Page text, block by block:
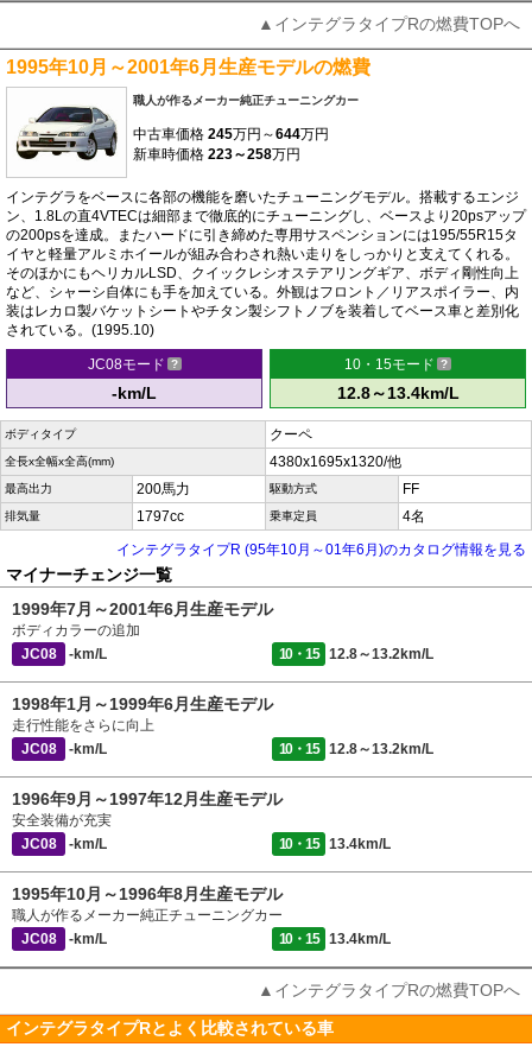
▲インテグラタイプRの燃費TOPへ
1995年10月～2001年6月生産モデルの燃費
職人が作るメーカー純正チューニングカー
中古車価格 245万円～644万円
新車時価格 223～258万円
インテグラをベースに各部の機能を磨いたチューニングモデル。搭載するエンジ
ン、1.8Lの直4VTECは細部まで徹底的にチューニングし、ベースより20psアップ
の200psを達成。またハードに引き締めた専用サスペンションには195/55R15タ
イヤと軽量アルミホイールが組み合わされ熱い走りをしっかりと支えてくれる。
そのほかにもヘリカルLSD、クイックレシオステアリングギア、ボディ剛性向上
など、シャーシ自体にも手を加えている。外観はフロント／リアスポイラー、内
装はレカロ製バケットシートやチタン製シフトノブを装着してベース車と差別化
されている。(1995.10)
JC08モード
-km/L
10・15モード
12.8～13.4km/L
ボディタイプ クーペ
全長x全幅x全高(mm) 4380x1695x1320/他
最高出力 200馬力 駆動方式 FF
排気量 1797cc 乗車定員
4名
インテグラタイプR (95年10月～01年6月)のカタログ情報を見る
マイナーチェンジ一覧
1999年7月～2001年6月生産モデル
ボディカラーの追加
JC08
-km/L 10・15 12.8～13.2km/L
1998年1月～1999年6月生産モデル
走行性能をさらに向上
JC08
-km/L 10・15 12.8～13.2km/L
1996年9月～1997年12月生産モデル
安全装備が充実
JC08
-km/L 10・15 13.4km/L
1995年10月～1996年8月生産モデル
職人が作るメーカー純正チューニングカー
JC08
-km/L 10・15 13.4km/L
▲インテグラタイプRの燃費TOPへ
インテグラタイプRとよく比較されている車